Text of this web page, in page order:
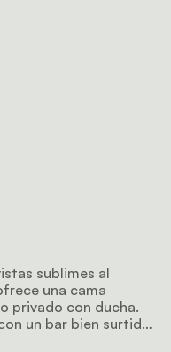
sublimes al
una cama
privado con ducha.
un bar bien surtido
Hay conexión Wi-Fi